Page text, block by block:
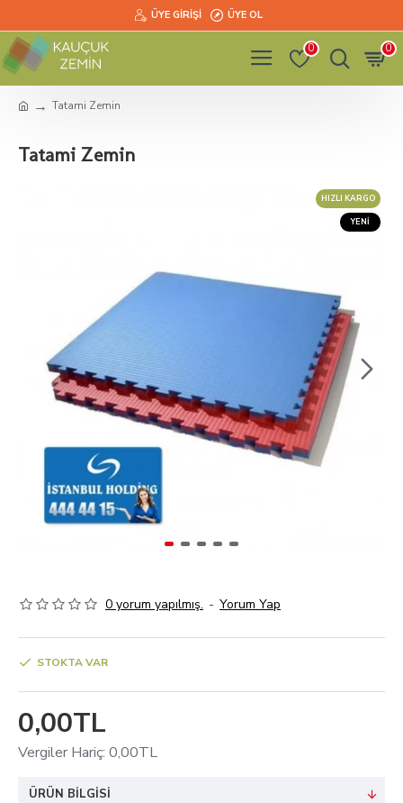
ÜYE GIRIŞI ÜYE OL
0 0
Tatami Zemin
Tatami Zemin
HIZLI KARGO
YENI
0 yorum yapılmış. - Yorum Yap
0,00TL
Vergiler Hariç: 0,00TL
STOKTA VAR
ÜRÜN BILGISI